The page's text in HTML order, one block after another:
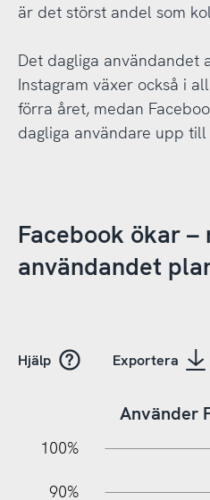
är det störst andel som
Det dagliga användandet
Instagram växer också i
förra året, medan
dagliga användare upp till
Facebook ökar –
användandet
Hjälp Exportera
Använder
100%
90%